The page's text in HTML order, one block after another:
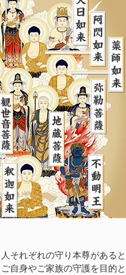
それぞれの守り本尊がある
自身やご家族の守護を目的